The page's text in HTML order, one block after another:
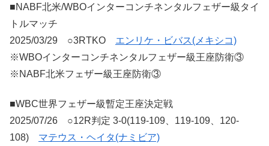
■NABF北米/WBOインターコンチネンタルフェザー級タイ
トルマッチ
2025/03/29 ○3RTKO エンリケ・ビバス(メキシコ)
※WBOインターコンチネンタルフェザー級王座防衛③
※NABF北米フェザー級王座防衛③
■WBC世界フェザー級暫定王座決定戦
2025/07/26 ○12R判定 3-0(119-109、119-109、120-
108) マテウス・ヘイタ(ナミビア)